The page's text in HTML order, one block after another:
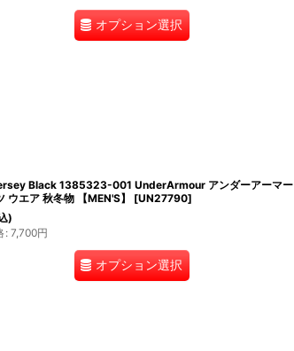
オプション選択
Black 1385323-001 UnderArmour アンダーアーマー
ウエア 秋冬物 【MEN'S】
[UN27790]
)
: 7,700円
オプション選択